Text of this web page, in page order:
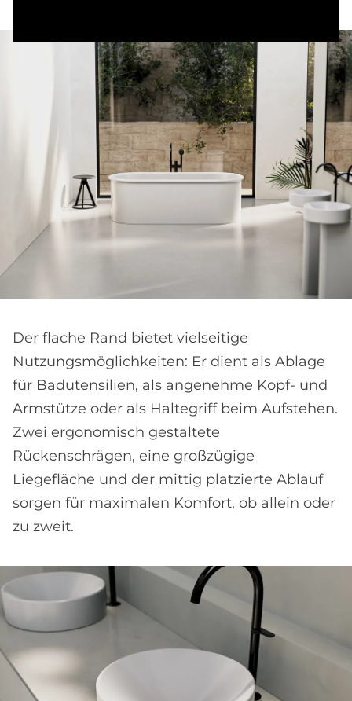
Der flache Rand bietet vielseitige
Nutzungsmöglichkeiten: Er dient als Ablage
für Badutensilien, als angenehme Kopf- und
Armstütze oder als Haltegriff beim Aufstehen.
Zwei ergonomisch gestaltete
Rückenschrägen, eine großzügige
Liegefläche und der mittig platzierte Ablauf
sorgen für maximalen Komfort, ob allein oder
zu zweit.